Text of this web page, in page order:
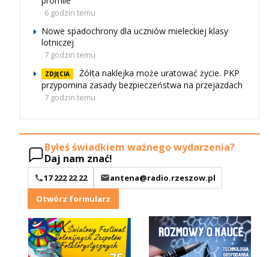
6 godzin temu
Nowe spadochrony dla uczniów mieleckiej klasy
lotniczej
7 godzin temu
ZDJĘCIA
Żółta naklejka może uratować życie. PKP
przypomina zasady bezpieczeństwa na przejazdach
7 godzin temu
Byłeś świadkiem ważnego wydarzenia?
Daj nam znać!
17 222 22 22
antena@radio.rzeszow.pl
Otwórz formularz